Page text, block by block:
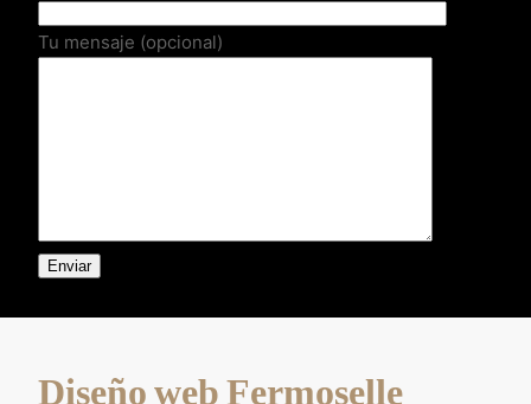
Tu mensaje (opcional)
Diseño web Fermoselle